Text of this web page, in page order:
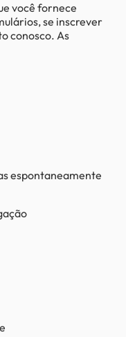
você fornece
se inscrever
conosco. As
espontaneamente